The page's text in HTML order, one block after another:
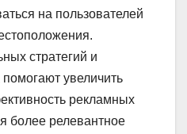
на пользователей
стратегий и
увеличить
рекламных
более релевантное